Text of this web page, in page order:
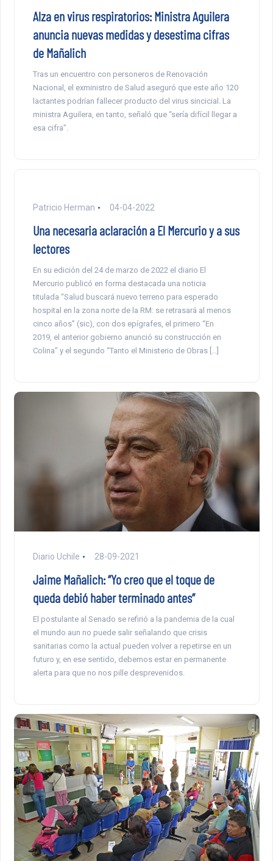
Alza en virus respiratorios: Ministra Aguilera
anuncia nuevas medidas y desestima cifras
de Mañalich
Tras un encuentro con personeros de Renovación
Nacional, el exministro de Salud aseguró que este año 120
lactantes podrían fallecer producto del virus sincicial. La
ministra Aguilera, en tanto, señaló que “sería difícil llegar a
esa cifra”.
Patricio Herman 04-04-2022
Una necesaria aclaración a El Mercurio y a sus
lectores
En su edición del 24 de marzo de 2022 el diario El
Mercurio publicó en forma destacada una noticia
titulada “Salud buscará nuevo terreno para esperado
hospital en la zona norte de la RM: se retrasará al menos
cinco años” (sic), con dos epígrafes, el primero “En
2019, el anterior gobierno anunció su construcción en
Colina” y el segundo “Tanto el Ministerio de Obras […]
Diario Uchile 28-09-2021
Jaime Mañalich: “Yo creo que el toque de
queda debió haber terminado antes”
El postulante al Senado se refirió a la pandemia de la cual
el mundo aun no puede salir señalando que crisis
sanitarias como la actual pueden volver a repetirse en un
futuro y, en ese sentido, debemos estar en permanente
alerta para que no nos pille desprevenidos.